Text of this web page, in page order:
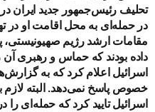
تحلیف رئیس‌جمهور جدید ایران
در حمله‌ای به محل اقامت او در
مقامات ارشد رژیم صهیونیستی،
داده بودند که حماس و رهبری آن
اسرائیل اعلام کرد که به
خصوص پاسخ نمی‌دهد. البته لازم
اسرائیل تایید کرد که حمله‌ای